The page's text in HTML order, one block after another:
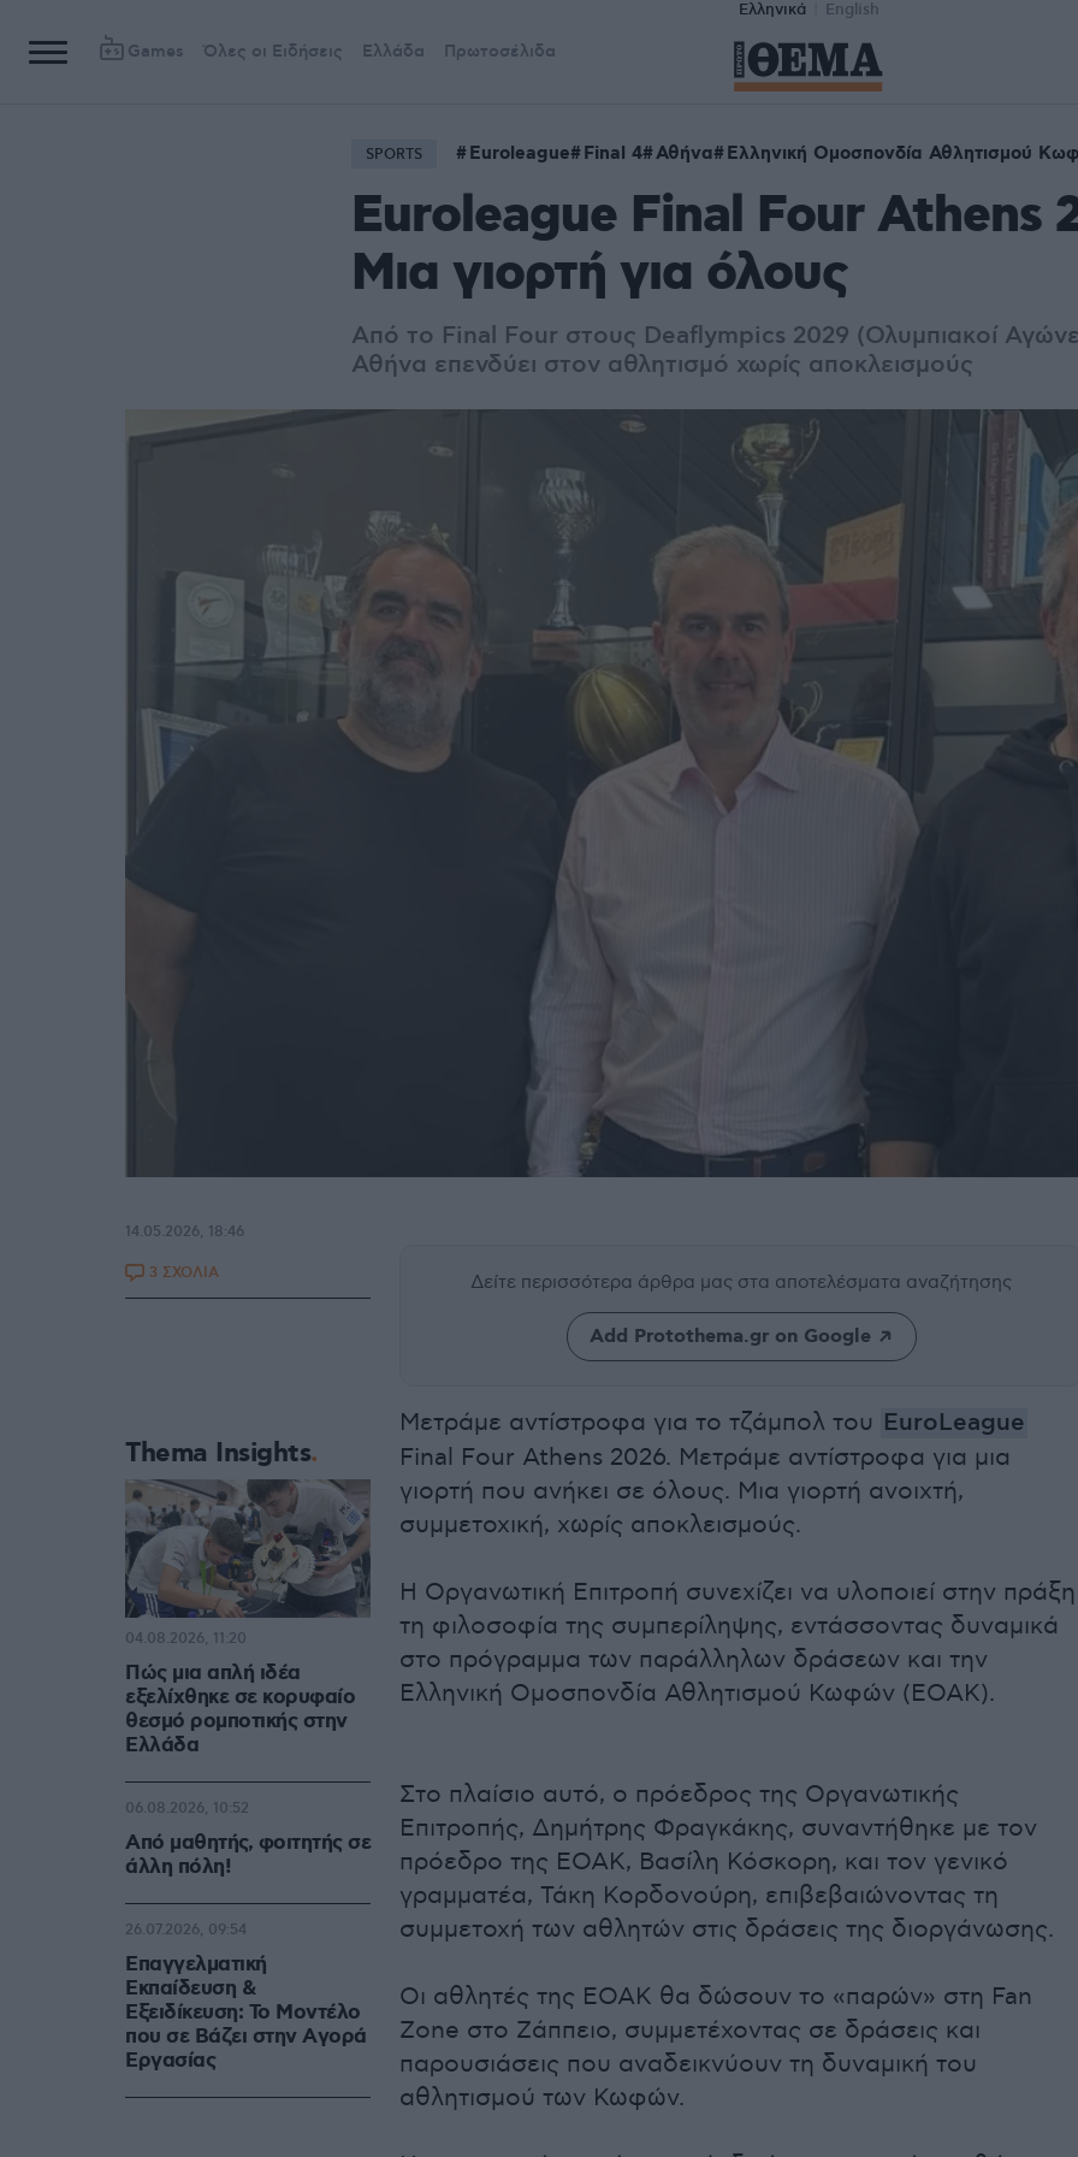
Ελληνικά English
Games Όλες οι Ειδήσεις Ελλάδα Πρωτοσέλιδα
SPORTS Euroleague Final 4 Αθήνα Ελληνική Ομοσπονδία Αθλητισμού
Euroleague Final Four Athens
Μια γιορτή για όλους
Από το Final Four στους Deaflympics 2029 (Ολυμπιακοί
Αθήνα επενδύει στον αθλητισμό χωρίς αποκλεισμούς
Δείτε περισσότερα άρθρα μας στα αποτελέσματα αναζήτησης
Add Protothema.gr on Google
Μετράμε αντίστροφα για το τζάμπολ του EuroLeague
Final Four Athens 2026. Μετράμε αντίστροφα για μια
γιορτή που ανήκει σε όλους. Μια γιορτή ανοιχτή,
συμμετοχική, χωρίς αποκλεισμούς.
Η Οργανωτική Επιτροπή συνεχίζει να υλοποιεί στην πράξη
τη φιλοσοφία της συμπερίληψης, εντάσσοντας δυναμικά
στο πρόγραμμα των παράλληλων δράσεων και την
Ελληνική Ομοσπονδία Αθλητισμού Κωφών (ΕΟΑΚ).
Στο πλαίσιο αυτό, ο πρόεδρος της Οργανωτικής
Επιτροπής, Δημήτρης Φραγκάκης, συναντήθηκε με τον
πρόεδρο της ΕΟΑΚ, Βασίλη Κόσκορη, και τον γενικό
γραμματέα, Τάκη Κορδονούρη, επιβεβαιώνοντας τη
συμμετοχή των αθλητών στις δράσεις της διοργάνωσης.
Οι αθλητές της ΕΟΑΚ θα δώσουν το «παρών» στη Fan
Zone στο Ζάππειο, συμμετέχοντας σε δράσεις και
παρουσιάσεις που αναδεικνύουν τη δυναμική του
αθλητισμού των Κωφών.
14.05.2026, 18:46
3 ΣΧΟΛΙΑ
Thema Insights
Πώς μια απλή ιδέα
εξελίχθηκε σε κορυφαίο
θεσμό ρομποτικής στην
Ελλάδα
04.08.2026, 11:20
Από μαθητής, φοιτητής σε
άλλη πόλη!
06.08.2026, 10:52
Επαγγελματική
Εκπαίδευση &
Εξειδίκευση: Το Mοντέλο
που σε Bάζει στην Aγορά
Eργασίας
26.07.2026, 09:54